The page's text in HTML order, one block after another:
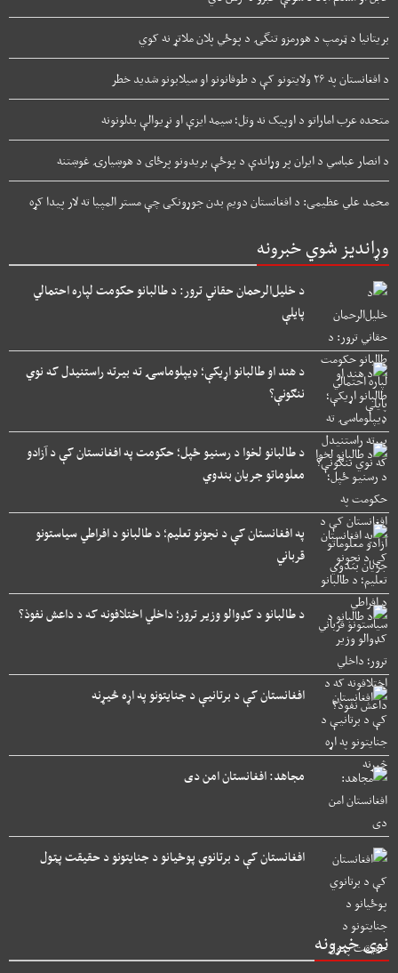
بریتانیا د ټرمپ د هورمزو تنگۍ د پوځي پلان ملاتړ نه کوي
د افغانستان په ۲۶ ولایتونو کې د طوفانونو او سیلابونو شدید خطر
متحده عرب اماراتو د اوپیک نه وتل؛ سیمه ایزې او نړیوالې بدلونونه
د انصار عباسي د ایران پر وړاندې د پوځې بریدونو پرځای د هوښیارۍ غوښتنه
محمد علي عظیمی: د افغانستان دویم بدن جوړونکی چې مستر المپیا ته لار پیدا کړه
وړاندیز شوي خبرونه
د خلیل‌الرحمان حقاني ترور: د طالبانو حکومت لپاره احتمالي
پایلې
د هند او طالبانو اړیکې؛ ډیپلوماسۍ ته بیرته راستنیدل که نوي
ننګونې؟
د طالبانو لخوا د رسنیو ځپل؛ حکومت په افغانستان کې د آزادو
معلوماتو جریان بندوي
په افغانستان کې د نجونو تعلیم؛ د طالبانو د افراطي سیاستونو
قرباني
د طالبانو د کډوالو وزیر ترور؛ داخلي اختلافونه که د داعش نفوذ؟
افغانستان کې د برتانیې د جنایتونو په اړه څیړنه
مجاهد: افغانستان امن دی
افغانستان کې د برتانوي پوځیانو د جنایتونو د حقیقت پټول
نوی خبرونه